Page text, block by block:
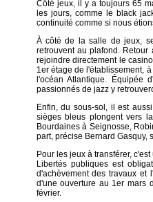
Côté jeux, il y a toujours 65
les jours, comme le black
continuité comme si nous
À côté de la salle de jeux,
retrouvent au plafond.
rejoindre directement le
1er étage de l'établissement,
l'océan Atlantique.
passionnés de jazz y
Enfin, du sous-sol, il est
sièges bleus plongent vers
Bourdaines à Seignosse,
part, précise Bernard Gasquy,
Pour les jeux à transférer,
Libertés publiques est
d'achèvement des travaux
d'une ouverture au 1er mars
février.